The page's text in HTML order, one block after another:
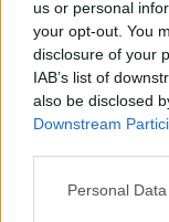
us or personal
your opt-out. You
disclosure of your
IAB’s list of
also be disclosed
Downstream
Personal